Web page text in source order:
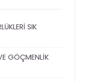
SIK
GÖÇMENLİK